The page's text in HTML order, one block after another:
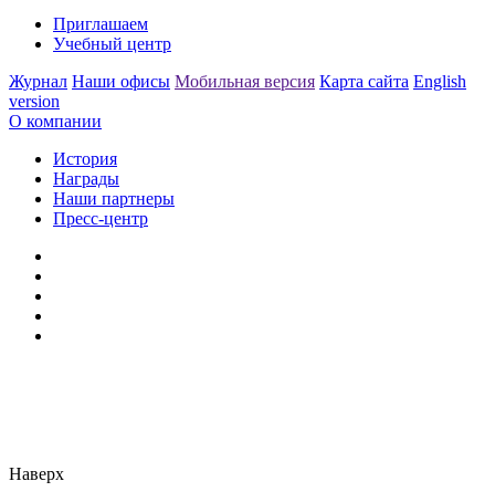
Приглашаем
Учебный центр
Журнал Наши офисы Мобильная версия Карта сайта English
version
О компании
История
Награды
Наши партнеры
Пресс-центр
Наверх